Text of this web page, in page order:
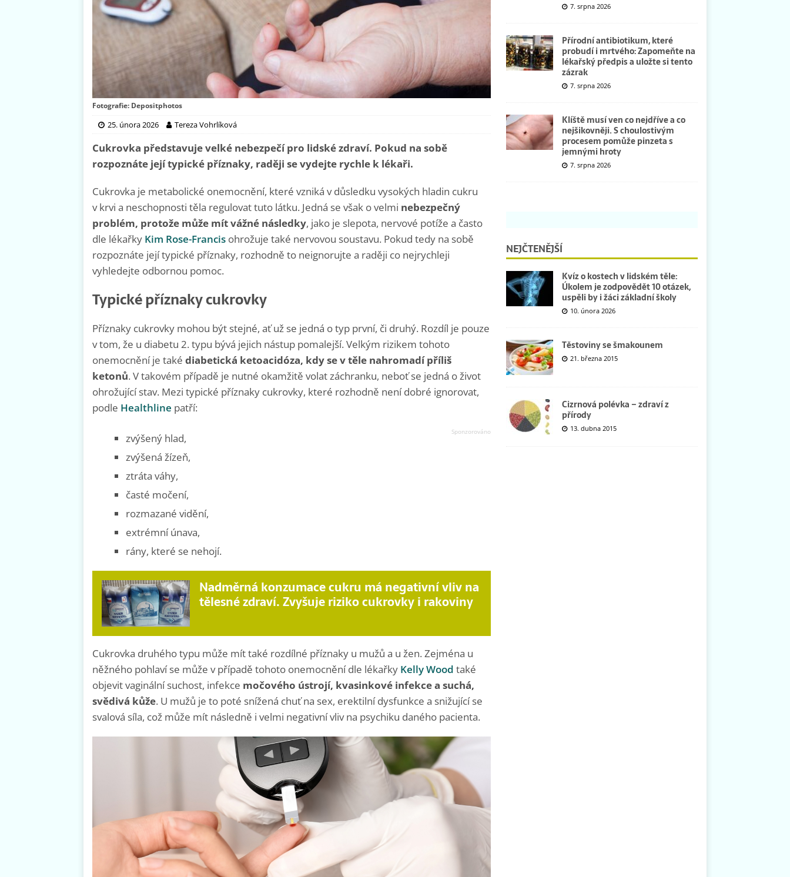
Fotografie: Depositphotos
25. února 2026 Tereza Vohrlíková
Cukrovka představuje velké nebezpečí pro lidské zdraví. Pokud na sobě
rozpoznáte její typické příznaky, raději se vydejte rychle k lékaři.
Cukrovka je metabolické onemocnění, které vzniká v důsledku vysokých hladin cukru
v krvi a neschopnosti těla regulovat tuto látku. Jedná se však o velmi nebezpečný
problém, protože může mít vážné následky, jako je slepota, nervové potíže a často
dle lékařky Kim Rose-Francis ohrožuje také nervovou soustavu. Pokud tedy na sobě
rozpoznáte její typické příznaky, rozhodně to neignorujte a raději co nejrychleji
vyhledejte odbornou pomoc.
Typické příznaky cukrovky
Příznaky cukrovky mohou být stejné, ať už se jedná o typ první, či druhý. Rozdíl je pouze
v tom, že u diabetu 2. typu bývá jejich nástup pomalejší. Velkým rizikem tohoto
onemocnění je také diabetická ketoacidóza, kdy se v těle nahromadí příliš
ketonů. V takovém případě je nutné okamžitě volat záchranku, neboť se jedná o život
ohrožující stav. Mezi typické příznaky cukrovky, které rozhodně není dobré ignorovat,
podle Healthline patří:
zvýšený hlad,
zvýšená žízeň,
ztráta váhy,
časté močení,
rozmazané vidění,
extrémní únava,
rány, které se nehojí.
Nadměrná konzumace cukru má negativní vliv na
tělesné zdraví. Zvyšuje riziko cukrovky i rakoviny
Cukrovka druhého typu může mít také rozdílné příznaky u mužů a u žen. Zejména u
něžného pohlaví se může v případě tohoto onemocnění dle lékařky Kelly Wood také
objevit vaginální suchost, infekce močového ústrojí, kvasinkové infekce a suchá,
svědivá kůže. U mužů je to poté snížená chuť na sex, erektilní dysfunkce a snižující se
svalová síla, což může mít následně i velmi negativní vliv na psychiku daného pacienta.
7. srpna 2026
Přírodní antibiotikum, které
probudí i mrtvého: Zapomeňte na
lékařský předpis a uložte si tento
zázrak
7. srpna 2026
Klíště musí ven co nejdříve a co
nejšikovněji. S choulostivým
procesem pomůže pinzeta s
jemnými hroty
7. srpna 2026
NEJČTENĚJŠÍ
Kvíz o kostech v lidském těle:
Úkolem je zodpovědět 10 otázek,
uspěli by i žáci základní školy
10. února 2026
Těstoviny se šmakounem
21. března 2015
Cizrnová polévka – zdraví z
přírody
13. dubna 2015